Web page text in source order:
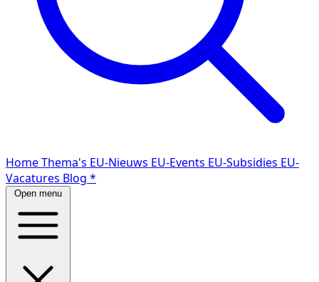
HomeThema's EU-Nieuws EU-Events EU-Subsidies EU-
Vacatures Blog *
Open menu